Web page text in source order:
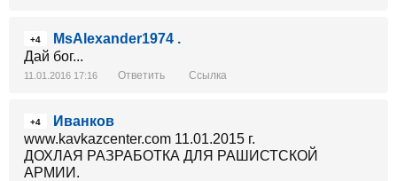
+4
MsAlexander1974 .
Дай бог...
11.01.2016 17:16 Ответить Ссылка
+4
Иванков
www.kavkazcenter.com 11.01.2015 г.
ДОХЛАЯ РАЗРАБОТКА ДЛЯ РАШИСТСКОЙ
АРМИИ.